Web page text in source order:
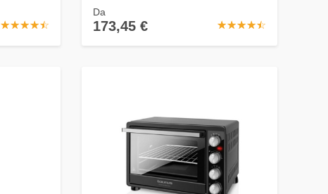
☆☆☆☆☆
★★★★★ ☆☆☆☆☆
★★★★★
Da
173,45 €